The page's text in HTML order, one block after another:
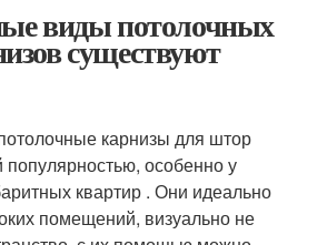
виды потолочных
существуют
карнизы для штор
особенно у
квартир . Они идеально
помещений, визуально не